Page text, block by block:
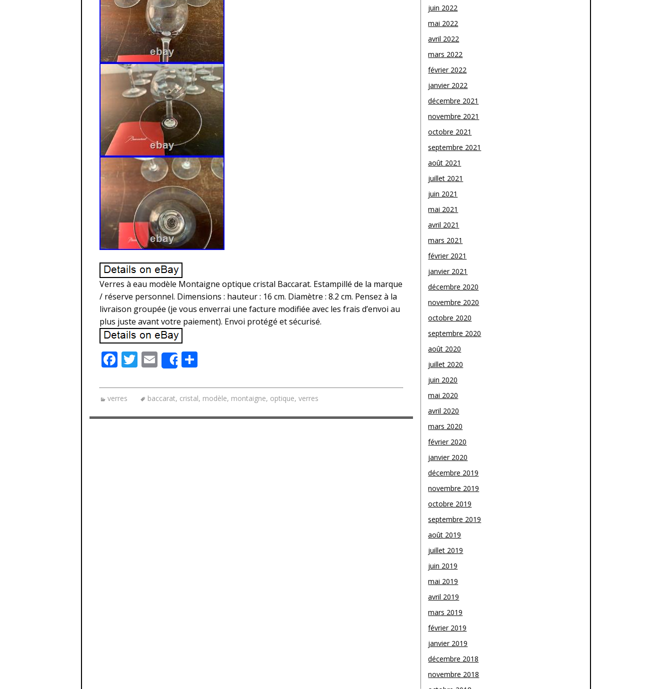
Verres à eau modèle Montaigne optique cristal Baccarat. Estampillé de la marque
/ réserve personnel. Dimensions : hauteur : 16 cm. Diamètre : 8.2 cm. Pensez à la
livraison groupée (je vous enverrai une facture modifiée avec les frais d’envoi au
plus juste avant votre paiement). Envoi protégé et sécurisé.
F
e
b
o
T
itt
er
E
m
ai
l
Share
ta
g
er
verres baccarat, cristal, modèle, montaigne, optique, verres
juin 2022
mai 2022
avril 2022
mars 2022
février 2022
janvier 2022
décembre 2021
novembre 2021
octobre 2021
septembre 2021
août 2021
juillet 2021
juin 2021
mai 2021
avril 2021
mars 2021
février 2021
janvier 2021
décembre 2020
novembre 2020
octobre 2020
septembre 2020
août 2020
juillet 2020
juin 2020
mai 2020
avril 2020
mars 2020
février 2020
janvier 2020
décembre 2019
novembre 2019
octobre 2019
septembre 2019
août 2019
juillet 2019
juin 2019
mai 2019
avril 2019
mars 2019
février 2019
janvier 2019
décembre 2018
novembre 2018